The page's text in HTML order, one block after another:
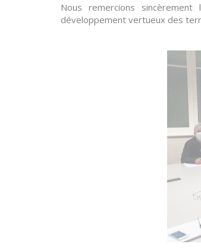
Nous remercions
développement vertueux des